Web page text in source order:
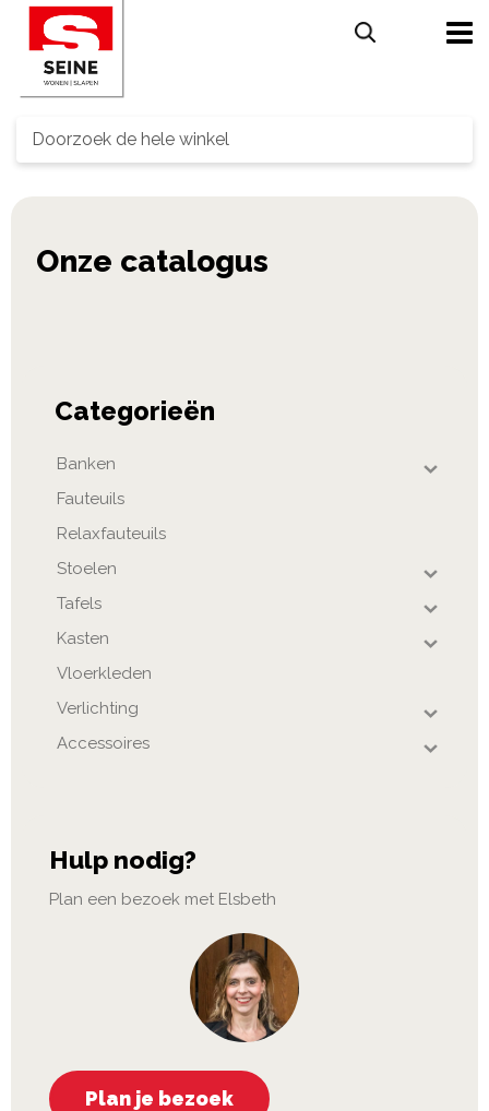
Search
Categorieën
Banken
Fauteuils
Relaxfauteuils
Stoelen
Tafels
Kasten
Vloerkleden
Verlichting
Accessoires
Hulp nodig?
Plan een bezoek met Elsbeth
Plan je bezoek